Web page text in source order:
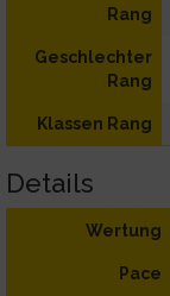
Rang
Geschlechter
Rang
Klassen Rang
Details
Wertung
Pace